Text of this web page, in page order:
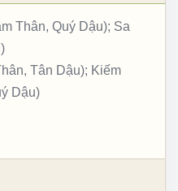
Thân, Quý Dậu); Sa
Tân Dậu); Kiếm
Dậu)